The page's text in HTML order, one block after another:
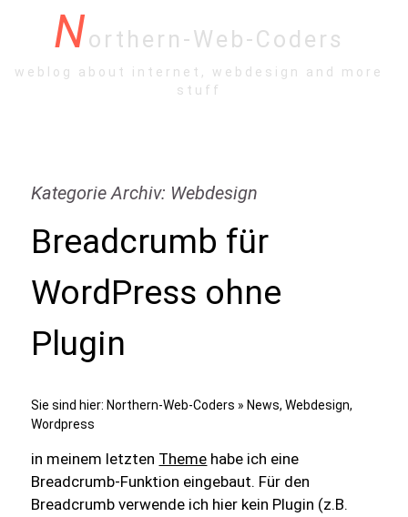
Northern-Web-Coders
weblog about internet, webdesign and more
stuff
Kategorie Archiv: Webdesign
Breadcrumb für
WordPress ohne
Plugin
Sie sind hier: Northern-Web-Coders » News,Webdesign,
Wordpress
in meinem letzten Theme habe ich eine
Breadcrumb-Funktion eingebaut. Für den
Breadcrumb verwende ich hier kein Plugin (z.B.